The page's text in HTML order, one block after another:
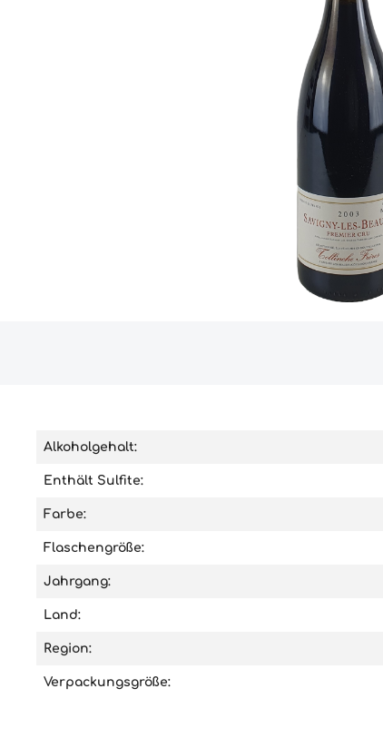
Alkoholgehalt:
Enthält Sulfite:
Farbe:
Flaschengröße:
Jahrgang:
Land:
Region:
Verpackungsgröße: